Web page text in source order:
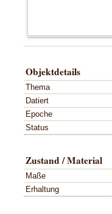
Objektdetails
Thema
Datiert
Epoche
Status
Zustand / Material
Maße
Erhaltung